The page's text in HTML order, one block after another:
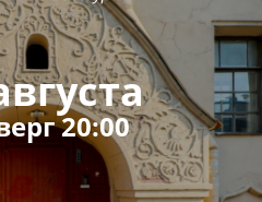
20:00